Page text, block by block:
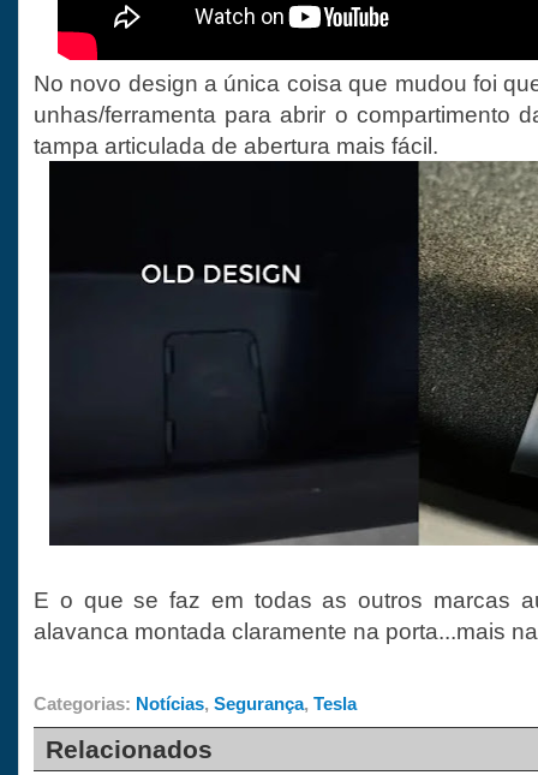
No novo design a única coisa que mudou foi
unhas/ferramenta para abrir o compartimento
tampa articulada de abertura mais fácil.
E o que se faz em todas as outros marcas
alavanca montada claramente na porta...mais
Categorias: Notícias, Segurança, Tesla
Relacionados